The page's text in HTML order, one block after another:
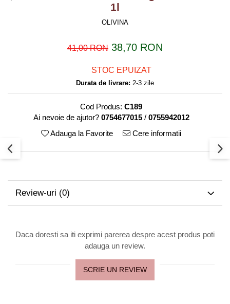
1l
OLIVINA
41,00 RON 38,70 RON
STOC EPUIZAT
Durata de livrare: 2-3 zile
Cod Produs: C189
Ai nevoie de ajutor? 0754677015 / 0755942012
Adauga la Favorite
Cere informatii
Review-uri (0)
Daca doresti sa iti exprimi parerea despre acest produs poti
adauga un review.
SCRIE UN REVIEW